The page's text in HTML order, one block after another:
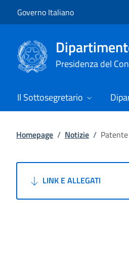
Governo Italiano
Presidenza del
Il Sottosegretario
Homepage / Notizie /
LINK E ALLEGATI